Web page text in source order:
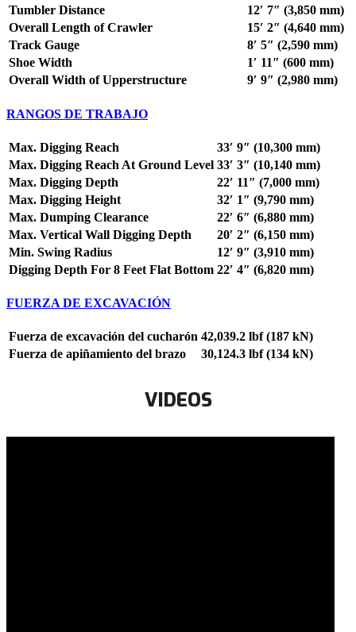
Tumbler Distance
12′ 7″ (3,850 mm)
Overall Length of Crawler
15′ 2″ (4,640 mm)
Track Gauge
8′ 5″ (2,590 mm)
Shoe Width
1′ 11″ (600 mm)
Overall Width of Upperstructure
9′ 9″ (2,980 mm)
RANGOS DE TRABAJO
Max. Digging Reach
33′ 9″ (10,300 mm)
Max. Digging Reach At Ground Level 33′ 3″ (10,140 mm)
Max. Digging Depth
22′ 11″ (7,000 mm)
Max. Digging Height
32′ 1″ (9,790 mm)
Max. Dumping Clearance
22′ 6″ (6,880 mm)
Max. Vertical Wall Digging Depth
20′ 2″ (6,150 mm)
Min. Swing Radius
12′ 9″ (3,910 mm)
Digging Depth For 8 Feet Flat Bottom 22′ 4″ (6,820 mm)
FUERZA DE EXCAVACIÓN
Fuerza de excavación del cucharón 42,039.2 lbf (187 kN)
Fuerza de apiñamiento del brazo
30,124.3 lbf (134 kN)
VIDEOS